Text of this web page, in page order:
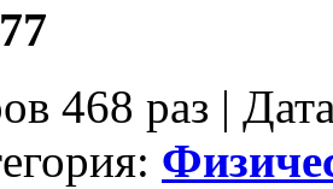
468 раз |